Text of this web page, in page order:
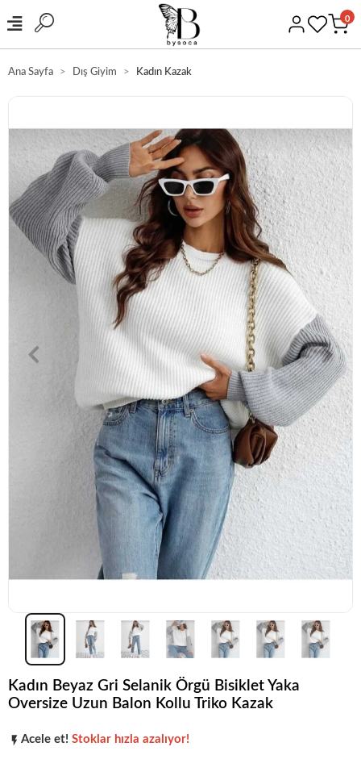
0
Ana Sayfa Dış Giyim Kadın Kazak
Kadın Beyaz Gri Selanik Örgü Bisiklet Yaka
Oversize Uzun Balon Kollu Triko Kazak
Şu andaçok talep görüyor!
Acele et! Stoklar hızla azalıyor!